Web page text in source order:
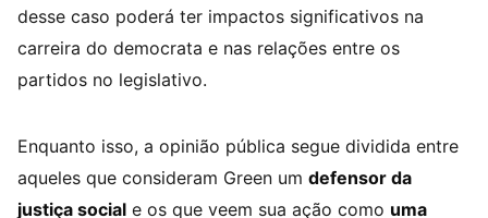
desse caso poderá ter impactos significativos na
carreira do democrata e nas relações entre os
partidos no legislativo.
Enquanto isso, a opinião pública segue dividida entre
aqueles que consideram Green um defensor da
justiça social e os que veem sua ação como uma